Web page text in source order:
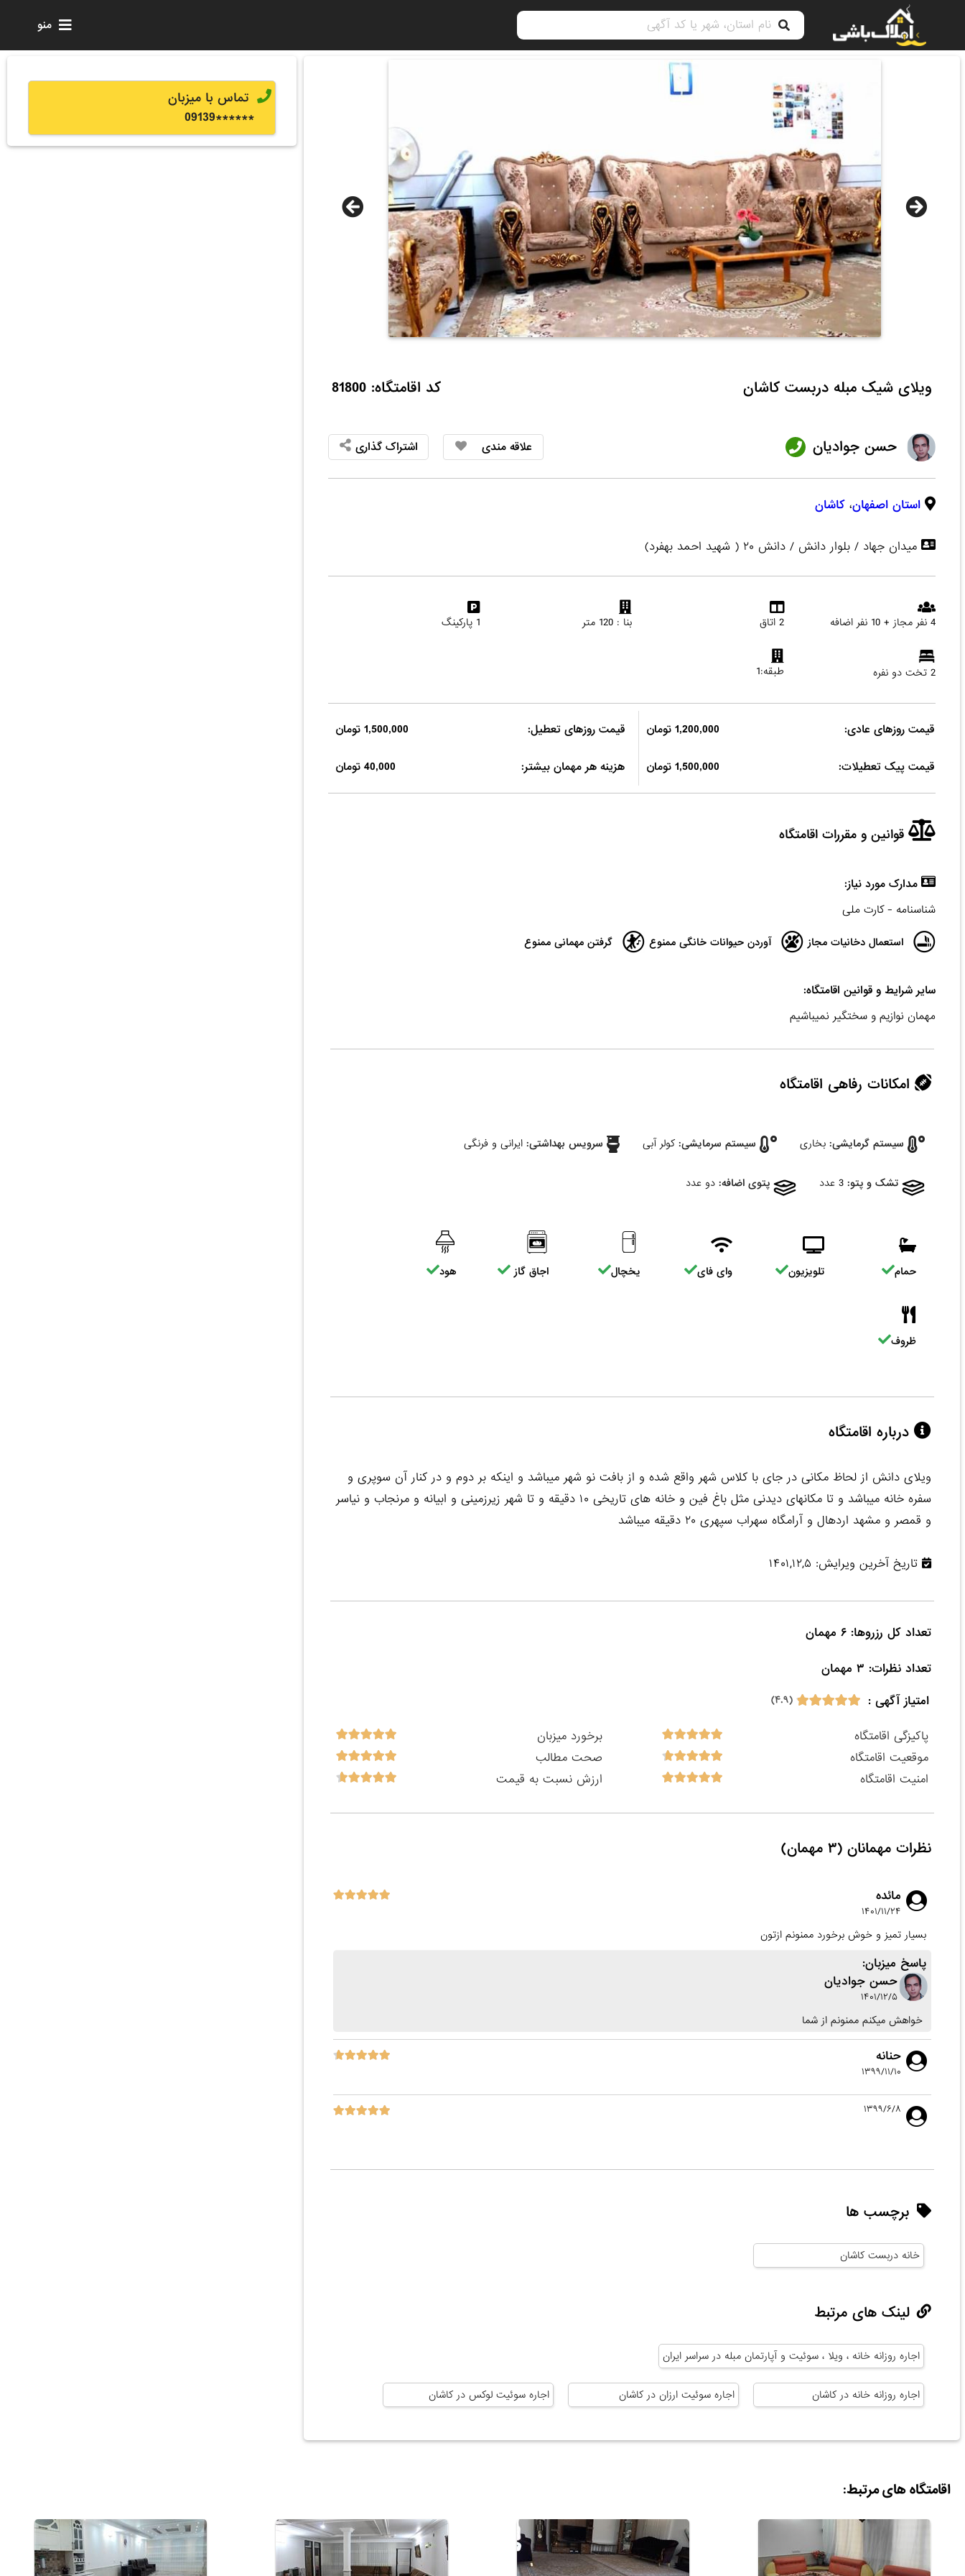
منو
ویلای شیک مبله دربست کاشان کد اقامتگاه: 81800
حسن جوادیان علاقه مندی اشتراک گذاری
استان اصفهان، کاشان
میدان جهاد / بلوار دانش / دانش ۲۰ ( شهید احمد بهفرد)
4 نفر مجاز + 10 نفر اضافه 2 اتاق بنا : 120 متر 1 پارکینگ
2 تخت دو نفره طبقه:1
قیمت روزهای عادی: 1,200,000 تومان قیمت روزهای تعطیل: 1,500,000 تومان
قیمت پیک تعطیلات: 1,500,000 تومان هزینه هر مهمان بیشتر: 40,000 تومان
قوانین و مقررات اقامتگاه
مدارک مورد نیاز:
شناسنامه - کارت ملی
استعمال دخانیات مجاز آوردن حیوانات خانگی ممنوع گرفتن مهمانی ممنوع
سایر شرایط و قوانین اقامتگاه:
مهمان نوازیم و سختگیر نمیباشیم
امکانات رفاهی اقامتگاه
سیستم گرمایشی: بخاری سیستم سرمایشی: کولر آبی سرویس بهداشتی: ایرانی و فرنگی
تشک و پتو: 3 عدد پتوی اضافه: دو عدد
حمام تلویزیون وای فای یخچال اجاق گاز هود
ظروف
درباره اقامتگاه
ویلای دانش از لحاظ مکانی در جای با کلاس شهر واقع شده و از بافت نو شهر میباشد و اینکه بر دوم و در کنار آن سوپری و
سفره خانه میباشد و تا مکانهای دیدنی مثل باغ فین و خانه های تاریخی ۱۰ دقیقه و تا شهر زیرزمینی و ابیانه و مرنجاب و نیاسر
و قمصر و مشهد اردهال و آرامگاه سهراب سپهری ۲۰ دقیقه میباشد
تاریخ آخرین ویرایش: ۱۴۰۱,۱۲,۵
تعداد نظرات: ۳ مهمان
امتیاز آگهی :
(۴.۹)
پاکیزگی اقامتگاه
برخورد میزبان
موقعیت اقامتگاه
صحت مطالب
امنیت اقامتگاه
ارزش نسبت به قیمت
نظرات مهمانان (۳ مهمان)
مائده
۱۴۰۱/۱۱/۲۴
بسیار تمیز و خوش برخورد ممنونم ازتون
پاسخ میزبان:
حسن جوادیان
۱۴۰۱/۱۲/۵
خواهش میکنم ممنونم از شما
حنانه
۱۳۹۹/۱۱/۱۰
۱۳۹۹/۶/۸
برچسب ها
خانه دربست کاشان
لینک های مرتبط
اجاره روزانه خانه ، ویلا ، سوئیت و آپارتمان مبله در سراسر ایران
اجاره روزانه خانه در کاشان اجاره سوئیت ارزان در کاشان اجاره سوئیت لوکس در کاشان
تماس با میزبان
******
09139
اقامتگاه های مرتبط: